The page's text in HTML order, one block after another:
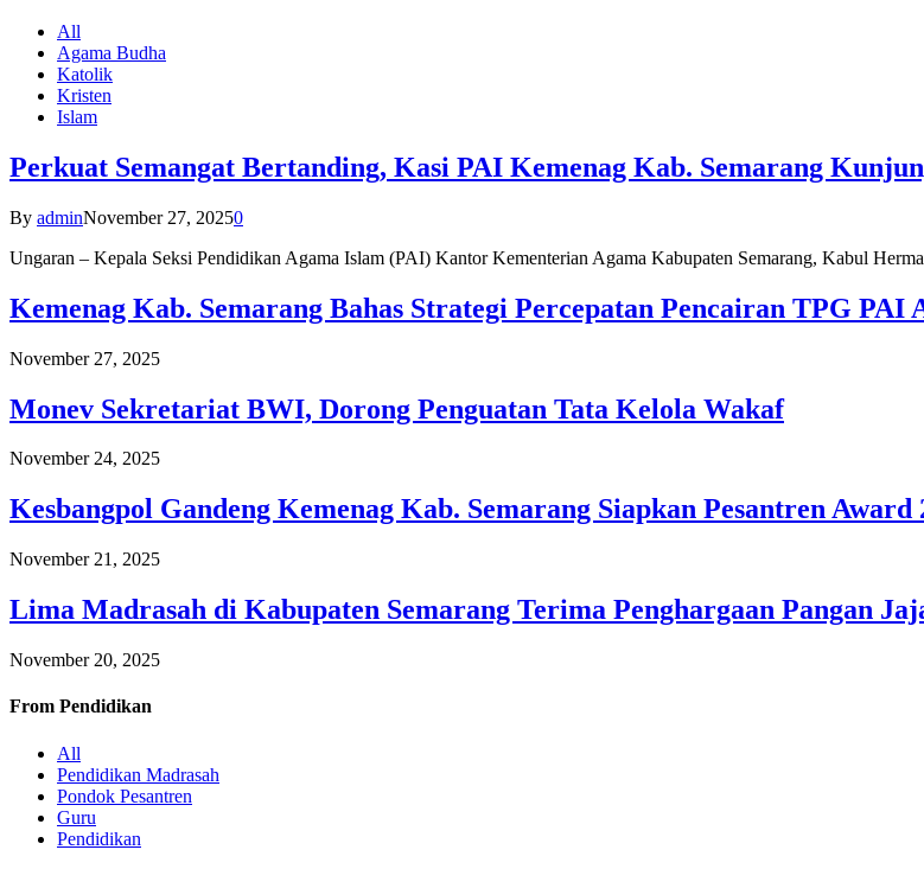
All
Agama Budha
Katolik
Kristen
Islam
Perkuat Semangat Bertanding, Kasi PAI Kemenag Kab. Semarang
By adminNovember 27, 20250
Ungaran – Kepala Seksi Pendidikan Agama Islam (PAI) Kantor Kementerian Agama Kabupaten Semarang, Kabul
Kemenag Kab. Semarang Bahas Strategi Percepatan Pencairan TPG PAI
November 27, 2025
Monev Sekretariat BWI, Dorong Penguatan Tata Kelola Wakaf
November 24, 2025
Kesbangpol Gandeng Kemenag Kab. Semarang Siapkan Pesantren Award
November 21, 2025
Lima Madrasah di Kabupaten Semarang Terima Penghargaan Pangan
November 20, 2025
From Pendidikan
All
Pendidikan Madrasah
Pondok Pesantren
Guru
Pendidikan